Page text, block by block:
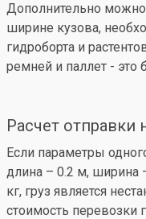
Дополнительно можно
ширине кузова,
гидроборта и
ремней и паллет - это
Расчет отправки
Если параметры
длина – 0.2 м, ширина
кг, груз является
стоимость перевозки